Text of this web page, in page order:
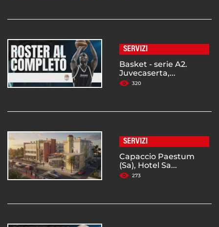
SERVIZI
Basket - serie A2.
Juvecaserta,...
320
SERVIZI
Capaccio Paestum
(Sa), Hotel Sa...
273